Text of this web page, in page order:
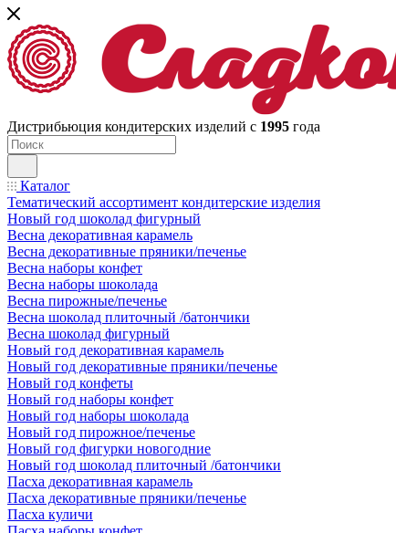
Дистрибьюция кондитерских изделий с 1995 года
Каталог
Тематический ассортимент кондитерские изделия
Новый год шоколад фигурный
Весна декоративная карамель
Весна декоративные пряники/печенье
Весна наборы конфет
Весна наборы шоколада
Весна пирожные/печенье
Весна шоколад плиточный /батончики
Весна шоколад фигурный
Новый год декоративная карамель
Новый год декоративные пряники/печенье
Новый год конфеты
Новый год наборы конфет
Новый год наборы шоколада
Новый год пирожное/печенье
Новый год фигурки новогодние
Новый год шоколад плиточный /батончики
Пасха декоративная карамель
Пасха декоративные пряники/печенье
Пасха куличи